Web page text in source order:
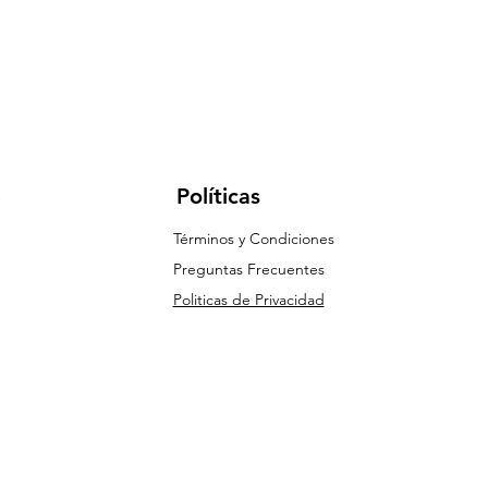
Políticas
Términos y Condiciones
Preguntas Frecuentes
Politicas de Privacidad